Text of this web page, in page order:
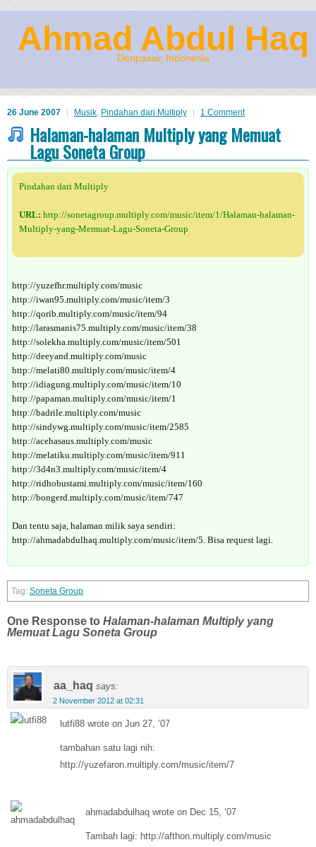
Ahmad Abdul Haq
Denpasar, Indonesia
26 June 2007 Musik, Pindahan dari Multiply 1 Comment
Halaman-halaman Multiply yang Memuat
Lagu Soneta Group
Pindahan dari Multiply
URL: http://sonetagroup.multiply.com/music/item/1/Halaman-halaman-
Multiply-yang-Memuat-Lagu-Soneta-Group
http://yuzefhr.multiply.com/music
http://iwan95.multiply.com/music/item/3
http://qorib.multiply.com/music/item/94
http://larasmanis75.multiply.com/music/item/38
http://solekha.multiply.com/music/item/501
http://deeyand.multiply.com/music
http://melati80.multiply.com/music/item/4
http://idiagung.multiply.com/music/item/10
http://papaman.multiply.com/music/item/1
http://badrile.multiply.com/music
http://sindywg.multiply.com/music/item/2585
http://acehasaus.multiply.com/music
http://melatiku.multiply.com/music/item/911
http://3d4n3.multiply.com/music/item/4
http://ridhobustami.multiply.com/music/item/160
http://bongerd.multiply.com/music/item/747
Dan tentu saja, halaman milik saya sendiri:
http://ahmadabdulhaq.multiply.com/music/item/5. Bisa request lagi.
Soneta Group
One Response to Halaman-halaman Multiply yang
Memuat Lagu Soneta Group
aa_haq says:
2 November 2012 at 02:31
lutfi88 wrote on Jun 27, ’07
tambahan satu lagi nih:
http://yuzefaron.multiply.com/music/item/7
ahmadabdulhaq wrote on Dec 15, ’07
Tambah lagi: http://afthon.multiply.com/music